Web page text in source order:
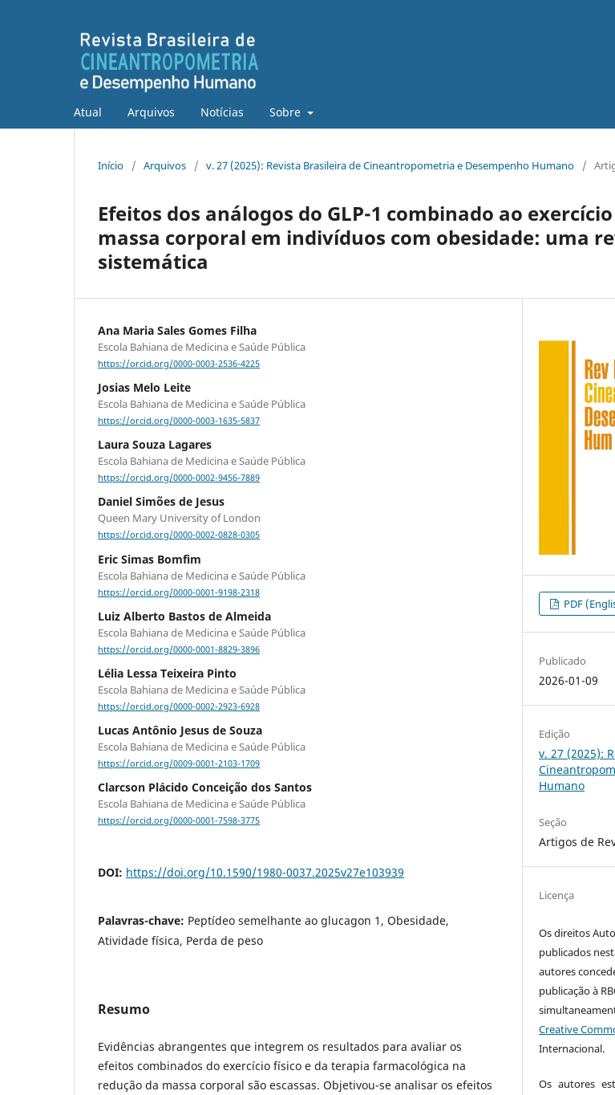
Atual Arquivos Notícias Sobre
Início / Arquivos / v. 27 (2025): Revista Brasileira de Cineantropometria e Desempenho Humano /
Efeitos dos análogos do GLP-1 combinado ao
massa corporal em indivíduos com obesidade: uma
sistemática
Ana Maria Sales Gomes Filha
Escola Bahiana de Medicina e Saúde Pública
https://orcid.org/0000-0003-2536-4225
Josias Melo Leite
Escola Bahiana de Medicina e Saúde Pública
https://orcid.org/0000-0003-1635-5837
Laura Souza Lagares
Escola Bahiana de Medicina e Saúde Pública
https://orcid.org/0000-0002-9456-7889
Daniel Simões de Jesus
Queen Mary University of London
https://orcid.org/0000-0002-0828-0305
Eric Simas Bomfim
Escola Bahiana de Medicina e Saúde Pública
https://orcid.org/0000-0001-9198-2318
Luiz Alberto Bastos de Almeida
Escola Bahiana de Medicina e Saúde Pública
https://orcid.org/0000-0001-8829-3896
Lélia Lessa Teixeira Pinto
Escola Bahiana de Medicina e Saúde Pública
https://orcid.org/0000-0002-2923-6928
Lucas Antônio Jesus de Souza
Escola Bahiana de Medicina e Saúde Pública
https://orcid.org/0009-0001-2103-1709
Clarcson Plácido Conceição dos Santos
Escola Bahiana de Medicina e Saúde Pública
https://orcid.org/0000-0001-7598-3775
DOI: https://doi.org/10.1590/1980-0037.2025v27e103939
Palavras-chave: Peptídeo semelhante ao glucagon 1, Obesidade,
Atividade física, Perda de peso
Resumo
Evidências abrangentes que integrem os resultados para avaliar os
efeitos combinados do exercício físico e da terapia farmacológica na
redução da massa corporal são escassas. Objetivou-se analisar os efeitos
PDF
Publicado
2026-01-09
Edição
v. 27 (2025):
Humano
Seção
Artigos de
Licença
Os direitos
publicados
autores
publicação à
Creative
Internacional.
Os autores